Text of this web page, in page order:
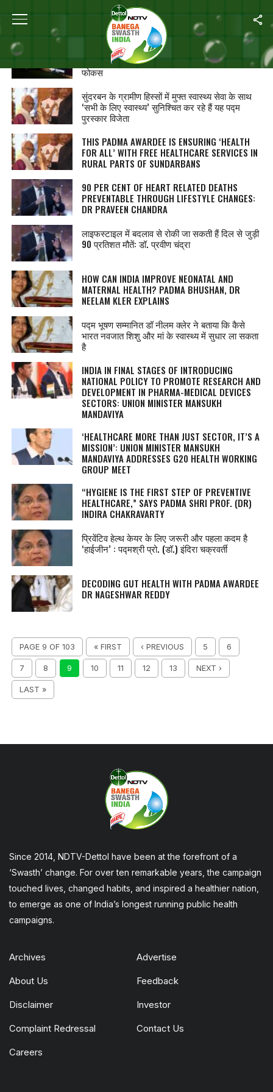
ALL POSTS TAGGED "SWASTH INDIA"
G20 शिखर सम्मेलन की खास बातें : जलवायु परिवर्तन,
बाजरा, ‘एक पृथ्वी, एक परिवार, एक भविष्य’ पर खास
फोकस
सुंदरबन के ग्रामीण हिस्सों में मुफ्त स्वास्थ्य सेवा के साथ
‘सभी के लिए स्वास्थ्य’ सुनिश्चित कर रहे हैं यह पद्म
पुरस्कार विजेता
THIS PADMA AWARDEE IS ENSURING ‘HEALTH
FOR ALL’ WITH FREE HEALTHCARE SERVICES IN
RURAL PARTS OF SUNDARBANS
90 PER CENT OF HEART RELATED DEATHS
PREVENTABLE THROUGH LIFESTYLE CHANGES:
DR PRAVEEN CHANDRA
लाइफस्टाइल में बदलाव से रोकी जा सकती हैं दिल से जुड़ी
90 प्रतिशत मौतें: डॉ. प्रवीण चंद्रा
HOW CAN INDIA IMPROVE NEONATAL AND
MATERNAL HEALTH? PADMA BHUSHAN, DR
NEELAM KLER EXPLAINS
पद्म भूषण सम्मानित डॉ नीलम क्लेर ने बताया कि कैसे
भारत नवजात शिशु और मां के स्वास्थ्य में सुधार ला सकता
है
INDIA IN FINAL STAGES OF INTRODUCING
NATIONAL POLICY TO PROMOTE RESEARCH AND
DEVELOPMENT IN PHARMA-MEDICAL DEVICES
SECTORS: UNION MINISTER MANSUKH
MANDAVIYA
‘HEALTHCARE MORE THAN JUST SECTOR, IT’S A
MISSION’: UNION MINISTER MANSUKH
MANDAVIYA ADDRESSES G20 HEALTH WORKING
GROUP MEET
“HYGIENE IS THE FIRST STEP OF PREVENTIVE
HEALTHCARE,” SAYS PADMA SHRI PROF. (DR)
INDIRA CHAKRAVARTY
प्रिवेंटिव हेल्‍थ केयर के लिए जरूरी और पहला कदम है
‘हाईजीन’ : पद्मश्री प्रो. (डॉ.) इंदिरा चक्रवर्ती
DECODING GUT HEALTH WITH PADMA AWARDEE
DR NAGESHWAR REDDY
PAGE 9 OF 103 « FIRST ‹ PREVIOUS 5 6
7 8 9 10 11 12 13 NEXT ›
LAST »
Since 2014, NDTV-Dettol have been at the forefront of a
‘Swasth’ change. For over ten remarkable years, the campaign
touched lives, changed habits, and inspired a healthier nation,
to emerge as one of India’s longest running public health
campaigns.
Archives Advertise
About Us Feedback
Disclaimer Investor
Complaint Redressal Contact Us
Careers